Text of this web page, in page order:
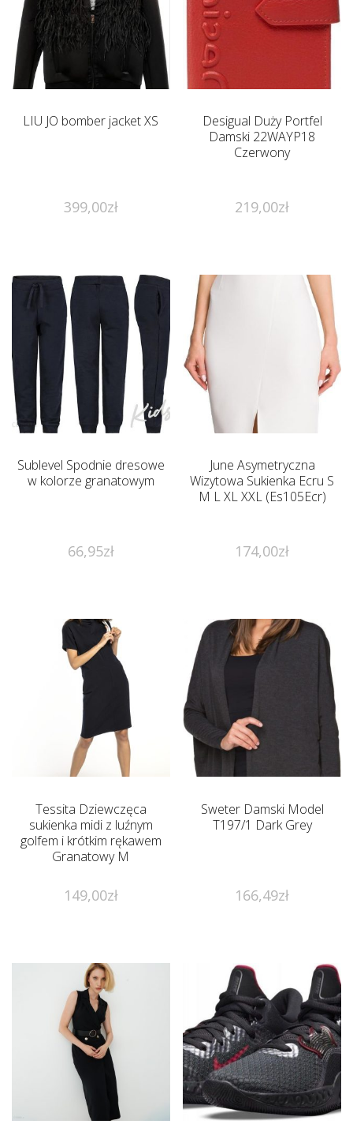
LIU JO bomber jacket XS
399,00zł
Desigual Duży Portfel
Damski 22WAYP18
Czerwony
219,00zł
Sublevel Spodnie dresowe
w kolorze granatowym
66,95zł
June Asymetryczna
Wizytowa Sukienka Ecru S
M L XL XXL (Es105Ecr)
174,00zł
Tessita Dziewczęca
sukienka midi z luźnym
golfem i krótkim rękawem
Granatowy M
149,00zł
Sweter Damski Model
T197/1 Dark Grey
166,49zł